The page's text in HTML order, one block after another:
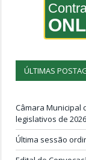
ÚLTIMAS
Câmara Municipal
legislativos de 2026
Última sessão